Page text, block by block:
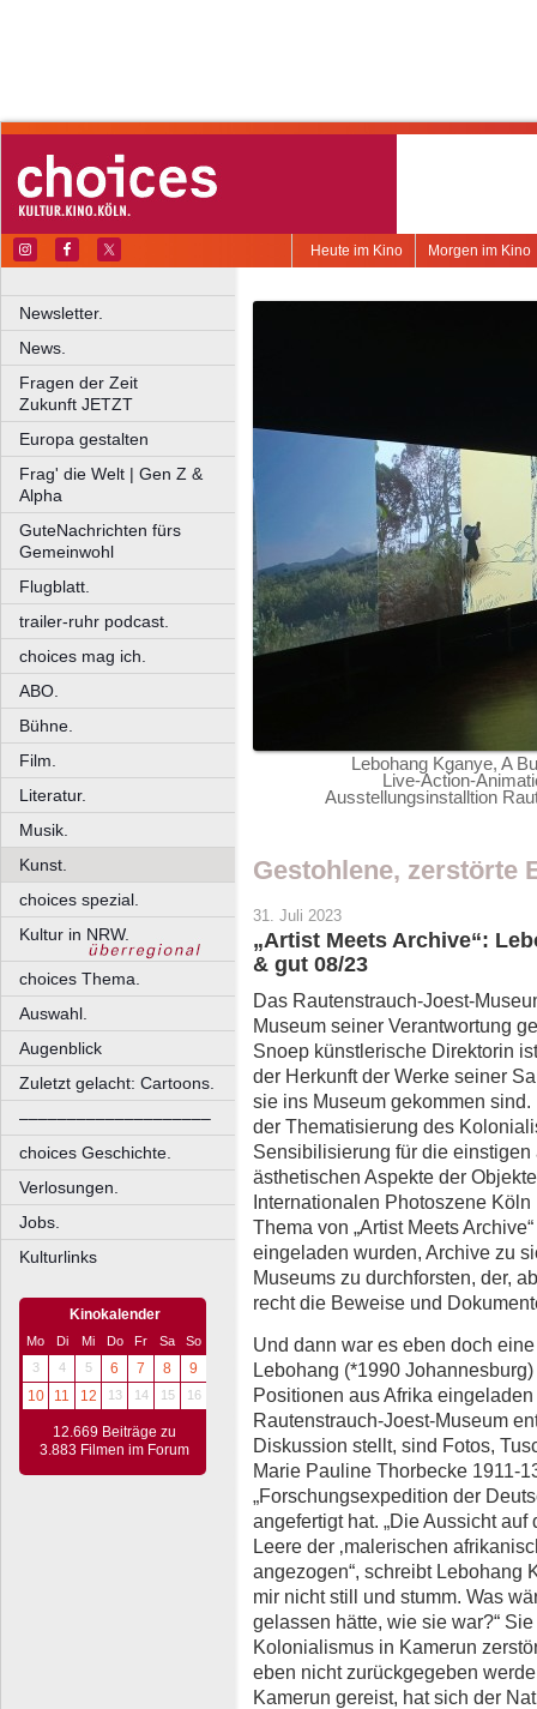
Morgen im Kino
Heute im Kino
Newsletter.
News.
Fragen der Zeit
Zukunft JETZT
Europa gestalten
Frag' die Welt | Gen Z &
Alpha
GuteNachrichten fürs
Gemeinwohl
Flugblatt.
trailer-ruhr podcast.
choices mag ich.
ABO.
Bühne.
Film.
Literatur.
Musik.
Kunst.
choices spezial.
Kultur in NRW.
choices Thema.
Auswahl.
Augenblick
Zuletzt gelacht: Cartoons.
––––––––––––––––––––
choices Geschichte.
Verlosungen.
Jobs.
Kulturlinks
Kinokalender
Mo Di Mi Do Fr Sa
So
3
4 5 6 7 8
9
10
11 12 13 14 15 16
12.669 Beiträge zu
3.883 Filmen im Forum
Lebohang Kganye, A
Live-Action-
Ausstellungsinstalltion
Gestohlene, zerstörte
31. Juli 2023
„Artist Meets Archive“:
& gut 08/23
Das Rautenstrauch-Joest-
Museum seiner Verantwortung
Snoep künstlerische Direktorin
der Herkunft der Werke seiner
sie ins Museum gekommen
der Thematisierung des
Sensibilisierung für die
ästhetischen Aspekte der
Internationalen Photoszene
Thema von „Artist Meets
eingeladen wurden, Archive zu
Museums zu durchforsten, der,
recht die Beweise und
Und dann war es eben doch
Lebohang (*1990
Positionen aus Afrika
Rautenstrauch-Joest-Museum
Diskussion stellt, sind Fotos,
Marie Pauline Thorbecke 1911-
„Forschungsexpedition der
angefertigt hat. „Die Aussicht auf
Leere der ‚malerischen
angezogen“, schreibt Lebohang
mir nicht still und stumm. Was
gelassen hätte, wie sie war?“
Kolonialismus in Kamerun
eben nicht zurückgegeben
Kamerun gereist, hat sich der